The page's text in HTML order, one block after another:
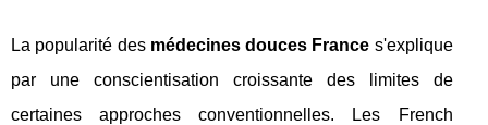
La popularité des médecines douces France s'explique
par une conscientisation croissante des limites de
certaines approches conventionnelles. Les French